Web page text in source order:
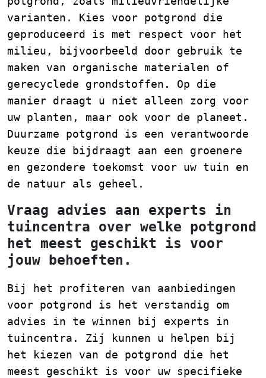
varianten. Kies voor potgrond die
geproduceerd is met respect voor het
milieu, bijvoorbeeld door gebruik te
maken van organische materialen of
gerecyclede grondstoffen. Op die
manier draagt u niet alleen zorg voor
uw planten, maar ook voor de planeet.
Duurzame potgrond is een verantwoorde
keuze die bijdraagt aan een groenere
en gezondere toekomst voor uw tuin en
de natuur als geheel.
Vraag advies aan experts in
tuincentra over welke potgrond
het meest geschikt is voor
jouw behoeften.
Bij het profiteren van aanbiedingen
voor potgrond is het verstandig om
advies in te winnen bij experts in
tuincentra. Zij kunnen u helpen bij
het kiezen van de potgrond die het
meest geschikt is voor uw specifieke